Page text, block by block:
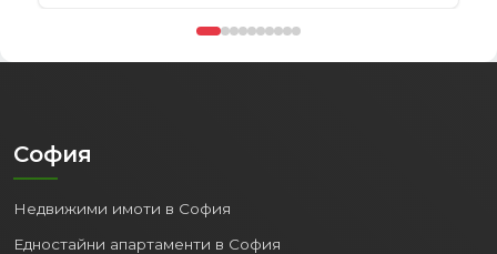
София
Недвижими имоти в София
Едностайни апартаменти в София